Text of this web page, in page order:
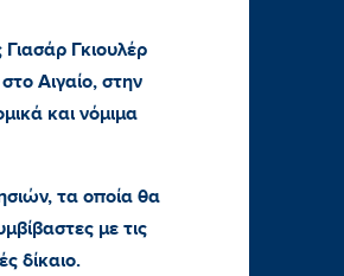
Γκιουλέρ
Αιγαίο, στην
και νόμιμα
τα οποία θα
με τις
δίκαιο.